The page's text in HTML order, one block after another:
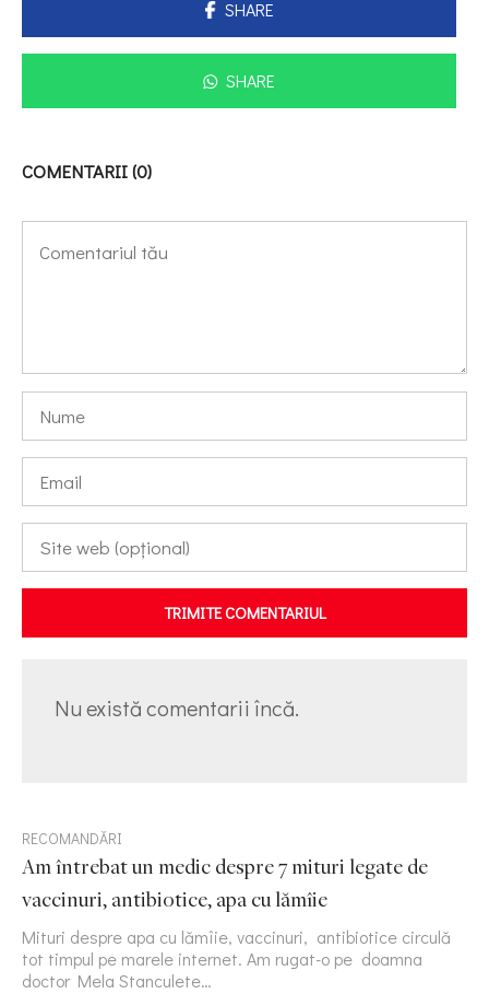
SHARE
SHARE
COMENTARII (0)
TRIMITE COMENTARIUL
Nu există comentarii încă.
RECOMANDĂRI
Am întrebat un medic despre 7 mituri legate de
vaccinuri, antibiotice, apa cu lămîie
Mituri despre apa cu lămîie, vaccinuri, antibiotice circulă
tot timpul pe marele internet. Am rugat-o pe doamna
doctor Mela Stanculete…